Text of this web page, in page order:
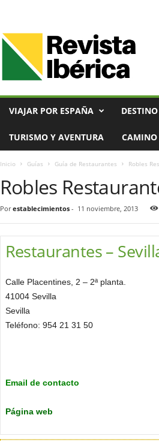
VIAJAR POR ESPAÑA
TURISMO Y AVENTURA CAMINO
Inicio Guías Guía de Restaurantes Robles
Robles
Por establecimientos- 11 noviembre, 2013
Restaurantes –
Calle Placentines, 2 – 2ª planta.
41004 Sevilla
Sevilla
Teléfono: 954 21 31 50
Email de contacto
Página web